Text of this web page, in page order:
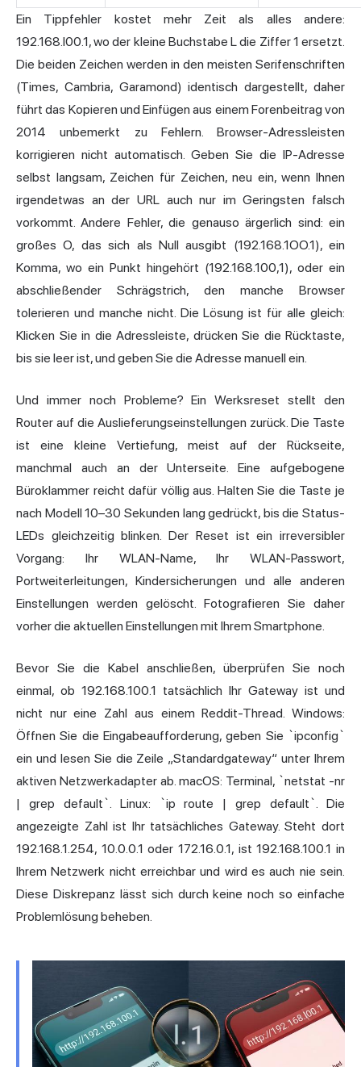
Ein Tippfehler kostet mehr Zeit als alles andere:
192.168.l00.1, wo der kleine Buchstabe L die Ziffer 1 ersetzt.
Die beiden Zeichen werden in den meisten Serifenschriften
(Times, Cambria, Garamond) identisch dargestellt, daher
führt das Kopieren und Einfügen aus einem Forenbeitrag von
2014 unbemerkt zu Fehlern. Browser-Adressleisten
korrigieren nicht automatisch. Geben Sie die IP-Adresse
selbst langsam, Zeichen für Zeichen, neu ein, wenn Ihnen
irgendetwas an der URL auch nur im Geringsten falsch
vorkommt. Andere Fehler, die genauso ärgerlich sind: ein
großes O, das sich als Null ausgibt (192.168.1OO.1), ein
Komma, wo ein Punkt hingehört (192.168.100,1), oder ein
abschließender Schrägstrich, den manche Browser
tolerieren und manche nicht. Die Lösung ist für alle gleich:
Klicken Sie in die Adressleiste, drücken Sie die Rücktaste,
bis sie leer ist, und geben Sie die Adresse manuell ein.
Und immer noch Probleme? Ein Werksreset stellt den
Router auf die Auslieferungseinstellungen zurück. Die Taste
ist eine kleine Vertiefung, meist auf der Rückseite,
manchmal auch an der Unterseite. Eine aufgebogene
Büroklammer reicht dafür völlig aus. Halten Sie die Taste je
nach Modell 10–30 Sekunden lang gedrückt, bis die Status-
LEDs gleichzeitig blinken. Der Reset ist ein irreversibler
Vorgang: Ihr WLAN-Name, Ihr WLAN-Passwort,
Portweiterleitungen, Kindersicherungen und alle anderen
Einstellungen werden gelöscht. Fotografieren Sie daher
vorher die aktuellen Einstellungen mit Ihrem Smartphone.
Bevor Sie die Kabel anschließen, überprüfen Sie noch
einmal, ob 192.168.100.1 tatsächlich Ihr Gateway ist und
nicht nur eine Zahl aus einem Reddit-Thread. Windows:
Öffnen Sie die Eingabeaufforderung, geben Sie `ipconfig`
ein und lesen Sie die Zeile „Standardgateway“ unter Ihrem
aktiven Netzwerkadapter ab. macOS: Terminal, `netstat -nr
| grep default`. Linux: `ip route | grep default`. Die
angezeigte Zahl ist Ihr tatsächliches Gateway. Steht dort
192.168.1.254, 10.0.0.1 oder 172.16.0.1, ist 192.168.100.1 in
Ihrem Netzwerk nicht erreichbar und wird es auch nie sein.
Diese Diskrepanz lässt sich durch keine noch so einfache
Problemlösung beheben.